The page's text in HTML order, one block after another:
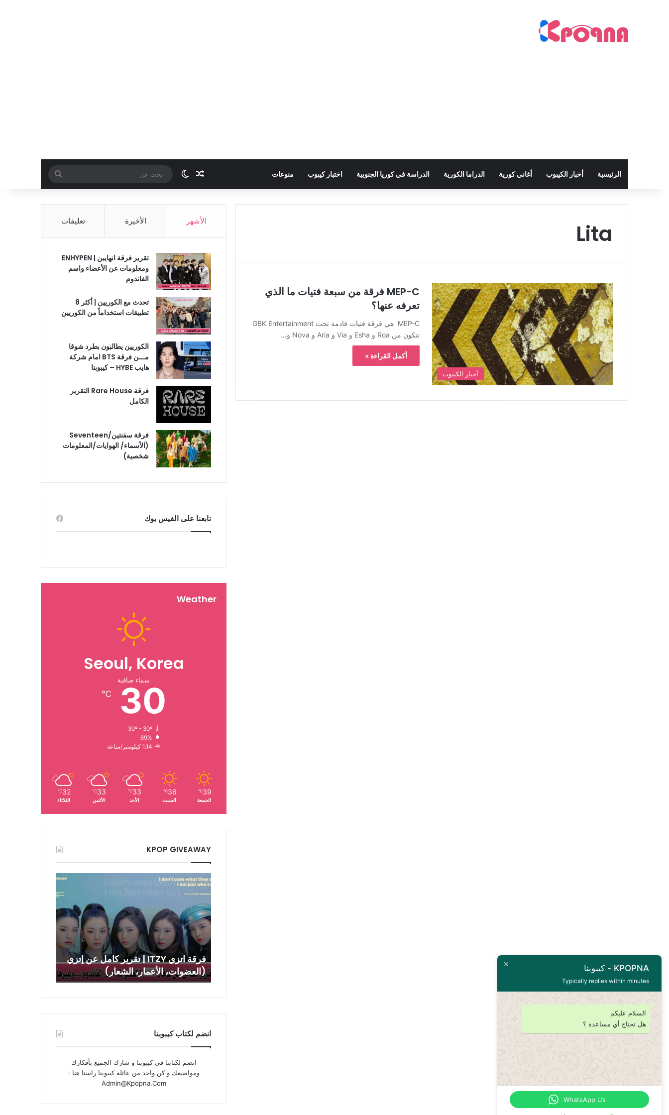
الرئيسية أخبار الكيبوب أغاني كورية الدراما الكورية الدراسة في كوريا الجنوبية اختبار كيبوب منوعات مقال عشوائي
الوضع المظلم
بحث
عن
Lita
أخبار الكيبوب
MEP-C فرقة من سبعة فتيات ما الذي
تعرفه عنها؟
MEP-C هي فرقة فتيات قادمة تحت GBK Entertainment
تتكون من Roa و Esha و Via و Aria و Nova و…
أكمل القراءة »
الأشهر الأخيرة تعليقات
تقرير فرقة انهايبن | ENHYPEN
ومعلومات عن الأعضاء واسم
الفاندوم
تحدث مع الكوريين | أكثر 8
تطبيقات استخداماً من الكوريين
الكوريين يطالبون بطرد شوقا
مـــن فرقة BTS امام شركة
هايب HYBE – كيبوبنا
فرقة Rare House التقرير
الكامل
فرقة سفنتين/Seventeen
(الأسماء/ الهوايات/المعلومات
شخصية)
تابعنا على الفيس بوك
Weather
Seoul, Korea
سماء صافية
30
℃
30º - 30º
69%
1.14 كيلومتر/ساعة
39
℃
الجمعة
36
℃
السبت
33
℃
الأحد
33
℃
الأثنين
32
℃
الثلاثاء
KPOP GIVEAWAY
فرقة
اتزي
|
تقرير
كامل
عن
إتزي
(العضوات،
الأعمار،
الشعار)
فرقة اتزي ITZY | تقرير كامل عن إتزي
(العضوات، الأعمار، الشعار)
انضم لكتاب كيبوبنا
انضم لكتابنا في كيبوبنا و شارك الجميع بأفكارك
ومواضيعك و كن واحد من عائلة كيبوبنا راسنا هنا :
Admin@Kpopna.Com
KPOPNA - كيبوبنا
Typically replies within minutes
السلام عليكم
هل تحتاج أي مساعدة ؟
WhatsApp Us